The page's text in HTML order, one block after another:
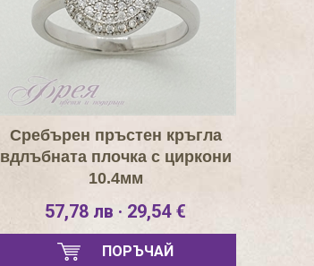
Сребърен пръстен кръгла
вдлъбната плочка с циркони
10.4мм
57,78 лв · 29,54 €
ПОРЪЧАЙ